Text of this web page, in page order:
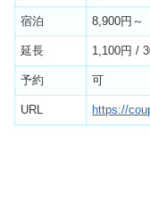
宿泊 8,900円～
延長 1,100円 /
予約 可
URL https://